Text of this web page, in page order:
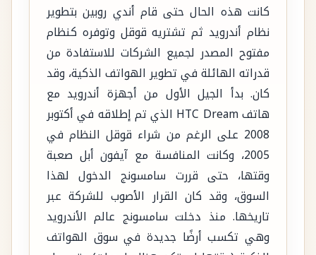
كانت هذه الحال حتى قام أندي روبين بتطوير
نظام أندرويد ثم تشتريه قوقل وتوفره كنظام
مفتوح المصدر لجميع الشركات للاستفادة من
قدراته الهائلة في تطوير الهواتف الذكية، وقد
كان. بدأ الجيل الأول من أجهزة أندرويد مع
هاتف HTC Dream الذي تم إطلاقه في أكتوبر
2008 على الرغم من شراء قوقل النظام في
2005، وكانت المنافسة مع آيفون أبل صعبة
وقتها، حتى قررت سامسونج الدخول لهذا
السوق، وقد كان القرار الأصوب للشركة عبر
تاريخها. منذ دخلت سامسونج عالم الأندرويد
وهي تكسب أرضًا جديدة في سوق الهواتف